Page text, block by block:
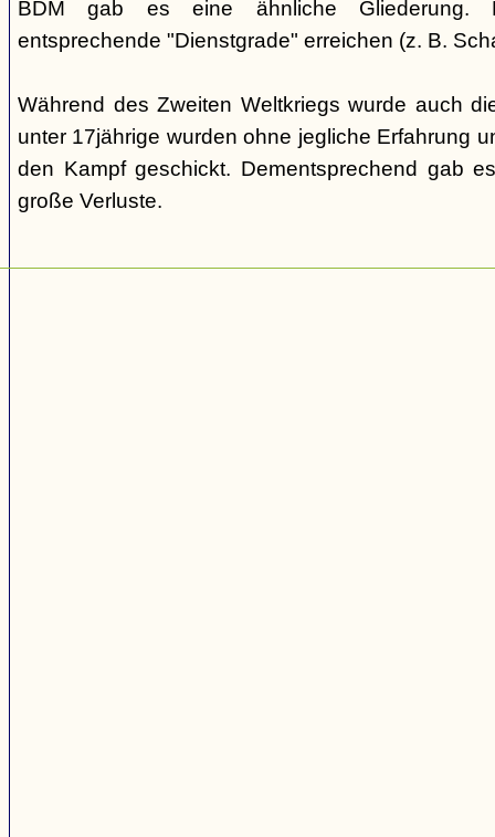
BDM gab es eine ähnliche Gliederung.
entsprechende "Dienstgrade" erreichen (z. B.
Während des Zweiten Weltkriegs wurde auch
unter 17jährige wurden ohne jegliche Erfahrung
den Kampf geschickt. Dementsprechend gab
große Verluste.